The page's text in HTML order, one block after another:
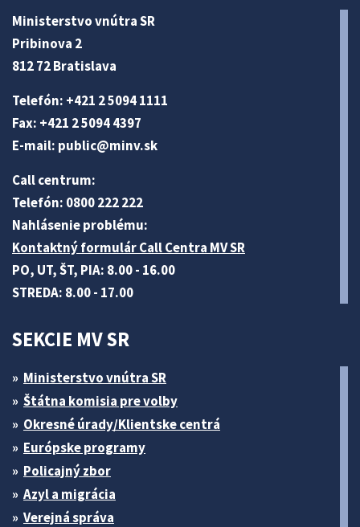
Ministerstvo vnútra SR
Pribinova 2
812 72 Bratislava
Telefón: +421 2 5094 1111
Fax: +421 2 5094 4397
E-mail: public@minv.sk
Call centrum:
Telefón: 0800 222 222
Nahlásenie problému:
Kontaktný formulár Call Centra MV SR
PO, UT, ŠT, PIA: 8.00 - 16.00
STREDA: 8.00 - 17.00
SEKCIE MV SR
Ministerstvo vnútra SR
Štátna komisia pre volby
Okresné úrady/Klientske centrá
Európske programy
Policajný zbor
Azyl a migrácia
Verejná správa